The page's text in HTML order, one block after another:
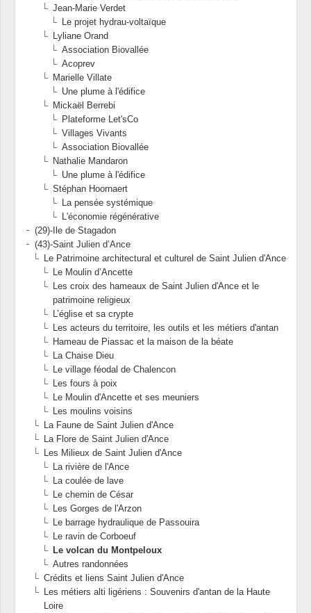
Jean-Marie Verdet
Le projet hydrau-voltaïque
Lyliane Orand
Association Biovallée
Acoprev
Marielle Villate
Une plume à l'édifice
Mickaël Berrebi
Plateforme Let'sCo
Villages Vivants
Association Biovallée
Nathalie Mandaron
Une plume à l'édifice
Stéphan Hoornaert
La pensée systémique
L'économie régénérative
(29)-Ile de Stagadon
(43)-Saint Julien d’Ance
Le Patrimoine architectural et culturel de Saint Julien d'Ance
Le Moulin d’Ancette
Les croix des hameaux de Saint Julien d'Ance et le
patrimoine religieux
L’église et sa crypte
Les acteurs du territoire, les outils et les métiers d'antan
Hameau de Piassac et la maison de la béate
La Chaise Dieu
Le village féodal de Chalencon
Les fours à poix
Le Moulin d'Ancette et ses meuniers
Les moulins voisins
La Faune de Saint Julien d'Ance
La Flore de Saint Julien d'Ance
Les Milieux de Saint Julien d'Ance
La rivière de l'Ance
La coulée de lave
Le chemin de César
Les Gorges de l'Arzon
Le barrage hydraulique de Passouira
Le ravin de Corboeuf
Le volcan du Montpeloux
Autres randonnées
Crédits et liens Saint Julien d'Ance
Les métiers alti ligériens : Souvenirs d'antan de la Haute
Loire